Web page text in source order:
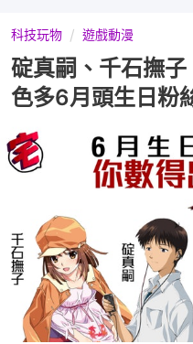
科技玩物 遊戲動漫
碇真嗣、千石撫
色多6月頭生日粉